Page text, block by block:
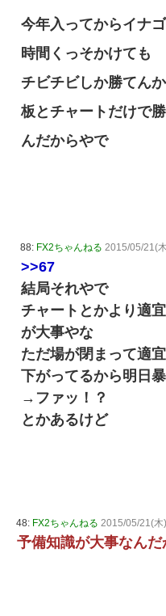
今年入ってからイナ
時間くっそかけても
チビチビしか勝てん
板とチャートだけで
んだからやで
88: FX2ちゃんねる 2015/05/21(
>>67
結局それやで
チャートとかより適
が大事やな
ただ場が閉まって適
下がってるから明日
→ファッ！？
とかあるけど
48: FX2ちゃんねる 2015/05/21(
予備知識が大事なん